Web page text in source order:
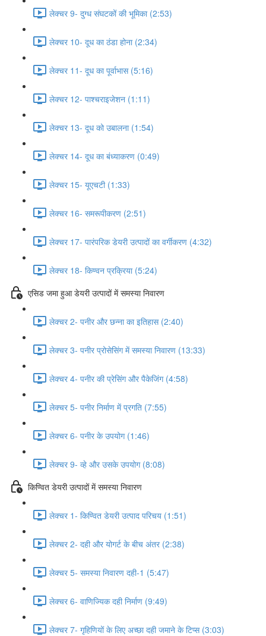
लेक्चर 9- दुग्ध संघटकों की भूमिका (2:53)
लेक्चर 10- दूध का ठंडा होना (2:34)
लेक्चर 11- दूध का पूर्वाभास (5:16)
लेक्चर 12- पाश्चराइजेशन (1:11)
लेक्चर 13- दूध को उबालना (1:54)
लेक्चर 14- दूध का बंध्याकरण (0:49)
लेक्चर 15- यूएचटी (1:33)
लेक्चर 16- समरूपीकरण (2:51)
लेक्चर 17- पारंपरिक डेयरी उत्पादों का वर्गीकरण (4:32)
लेक्चर 18- किण्वन प्रक्रिया (5:24)
एसिड जमा हुआ डेयरी उत्पादों में समस्या निवारण
लेक्चर 2- पनीर और छन्ना का इतिहास (2:40)
लेक्चर 3- पनीर प्रोसेसिंग में समस्या निवारण (13:33)
लेक्चर 4- पनीर की प्रेसिंग और पैकेजिंग (4:58)
लेक्चर 5- पनीर निर्माण में प्रगति (7:55)
लेक्चर 6- पनीर के उपयोग (1:46)
लेक्चर 9- व्हे और उसके उपयोग (8:08)
किण्वित डेयरी उत्पादों में समस्या निवारण
लेक्चर 1- किण्वित डेयरी उत्पाद परिचय (1:51)
लेक्चर 2- दही और योगर्ट के बीच अंतर (2:38)
लेक्चर 5- समस्या निवारण दही-1 (5:47)
लेक्चर 6- वाणिज्यिक दही निर्माण (9:49)
लेक्चर 7- गृहिणियों के लिए अच्छा दही जमाने के टिप्स (3:03)